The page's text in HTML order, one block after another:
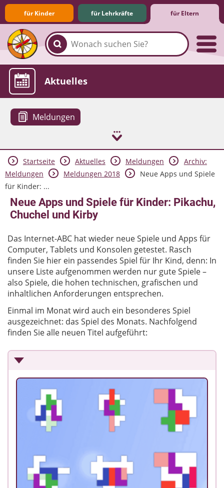
für Kinder für Lehrkräfte für Eltern
Familie & Medien
Spieletipps & Lernsoftware
Die Jüngsten im Netz
Lexikon
Aktuelles
Meldungen
Startseite Aktuelles Meldungen
Archiv:
Meldungen
Meldungen 2018
Neue Apps und Spiele
für Kinder: ...
Neue Apps und Spiele für Kinder: Pikachu,
Chuchel und Kirby
Das Internet-ABC hat wieder neue Spiele und Apps für
Computer, Tablets und Konsolen getestet. Rasch
finden Sie hier ein passendes Spiel für Ihr Kind, denn: In
unsere Liste aufgenommen werden nur gute Spiele –
also Spiele, die hohen technischen, grafischen und
inhaltlichen Anforderungen entsprechen.
Einmal im Monat wird auch ein besonderes Spiel
ausgezeichnet: das Spiel des Monats. Nachfolgend
finden Sie alle neuen Titel aufgeführt: